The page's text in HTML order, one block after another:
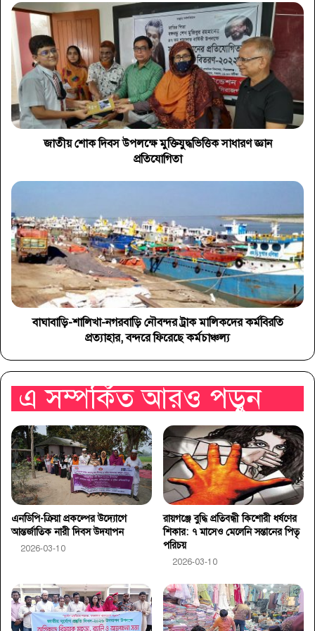
জাতীয় শোক দিবস উপলক্ষে মুক্তিযুদ্ধভিত্তিক সাধারণ জ্ঞান
প্রতিযোগিতা
বাঘাবাড়ি-শালিখা-নগরবাড়ি নৌবন্দর ট্রাক মালিকদের কর্মবিরতি
প্রত্যাহার, বন্দরে ফিরেছে কর্মচাঞ্চল্য
এ সম্পর্কিত আরও পড়ুন
এনডিপি-ক্রিয়া প্রকল্পের উদ্যোগে
আন্তর্জাতিক নারী দিবস উদযাপন
2026-03-10
রায়গঞ্জে বুদ্ধি প্রতিবন্ধী কিশোরী ধর্ষণের
শিকার: ৭ মাসেও মেলেনি সন্তানের পিতৃ
পরিচয়
2026-03-10